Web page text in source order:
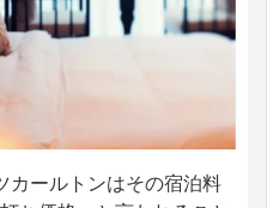
カールトンはその宿泊料